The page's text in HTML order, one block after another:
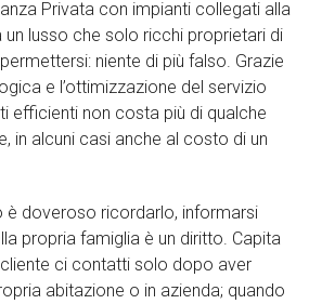
Privata con impianti collegati alla
un lusso che solo ricchi proprietari di
niente di più falso. Grazie
e l’ottimizzazione del servizio
efficienti non costa più di qualche
in alcuni casi anche al costo di un
è doveroso ricordarlo, informarsi
propria famiglia è un diritto. Capita
ci contatti solo dopo aver
abitazione o in azienda; quando